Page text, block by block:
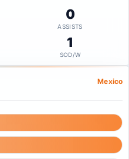
0
ASSISTS
1
SOD/W
Mexico